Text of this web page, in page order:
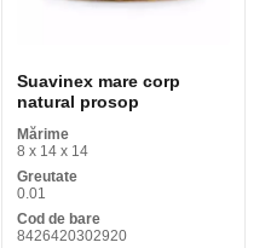
Suavinex mare corp
natural prosop
Mărime
8 x 14 x 14
Greutate
0.01
Cod de bare
8426420302920